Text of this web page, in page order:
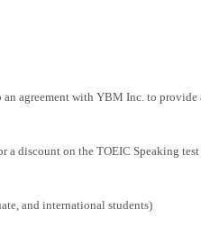
an agreement with YBM Inc. to
discount on the TOEIC Speaking
and international students)